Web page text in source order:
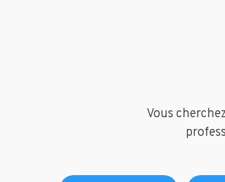
Vous